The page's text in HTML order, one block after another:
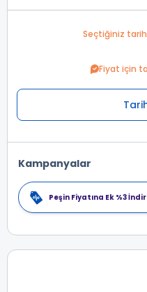
Seçtiğiniz
Fiyat için
Kampanyalar
Peşin Fiyatına Ek %3